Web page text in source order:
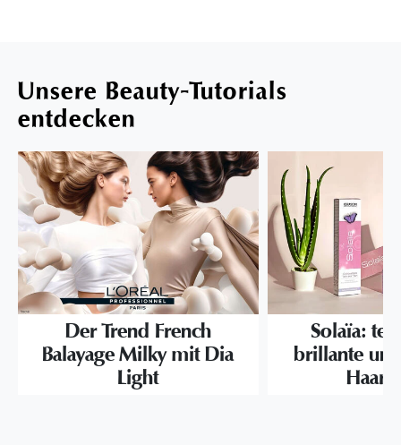
Unsere Beauty-Tutorials
entdecken
Der Trend French
Balayage Milky mit Dia
Light
Solaïa:
brillante